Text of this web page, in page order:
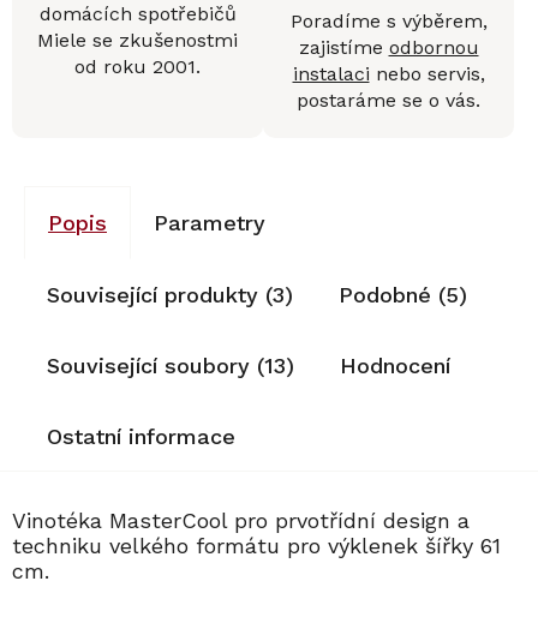
domácích spotřebičů
Miele se zkušenostmi
od roku 2001.
Poradíme s výběrem,
zajistíme odbornou
instalaci nebo servis,
postaráme se o vás.
Popis Parametry
Související produkty (3) Podobné (5)
Související soubory (13) Hodnocení
Ostatní informace
Vinotéka MasterCool pro prvotřídní design a
techniku velkého formátu pro výklenek šířky 61
cm.